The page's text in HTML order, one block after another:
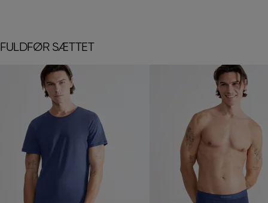
FULDFØR SÆTTET